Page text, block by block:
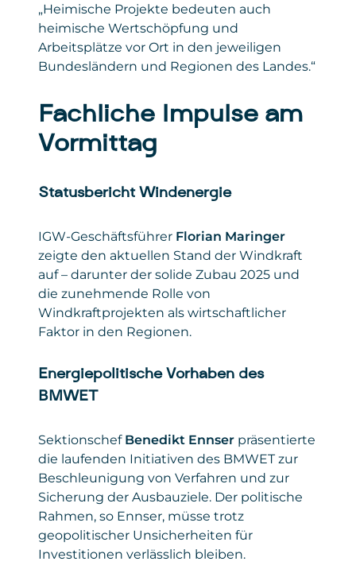
„Heimische Projekte bedeuten auch
heimische Wertschöpfung und
Arbeitsplätze vor Ort in den jeweiligen
Bundesländern und Regionen des Landes.“
Fachliche Impulse am
Vormittag
Statusbericht Windenergie
IGW-Geschäftsführer Florian Maringer
zeigte den aktuellen Stand der Windkraft
auf – darunter der solide Zubau 2025 und
die zunehmende Rolle von
Windkraftprojekten als wirtschaftlicher
Faktor in den Regionen.
Energiepolitische Vorhaben des
BMWET
Sektionschef Benedikt Ennser präsentierte
die laufenden Initiativen des BMWET zur
Beschleunigung von Verfahren und zur
Sicherung der Ausbauziele. Der politische
Rahmen, so Ennser, müsse trotz
geopolitischer Unsicherheiten für
Investitionen verlässlich bleiben.